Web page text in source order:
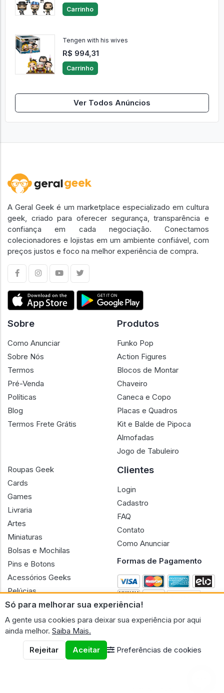
Carrinho
Tengen with his wives
R$ 994,31
Carrinho
Ver Todos Anúncios
Só para melhorar sua experiência!
A gente usa cookies para deixar sua experiência por aqui
ainda melhor. Saiba Mais.
Rejeitar
Aceitar Preferências de cookies
A Geral Geek é um marketplace especializado em cultura
geek, criado para oferecer segurança, transparência e
confiança em cada negociação. Conectamos
colecionadores e lojistas em um ambiente confiável, com
preços justos e foco na melhor experiência de compra.
Sobre
Como Anunciar
Sobre Nós
Termos
Pré-Venda
Políticas
Blog
Termos Frete Grátis
Produtos
Funko Pop
Action Figures
Blocos de Montar
Chaveiro
Caneca e Copo
Placas e Quadros
Kit e Balde de Pipoca
Almofadas
Jogo de Tabuleiro
Roupas Geek
Cards
Games
Livraria
Artes
Miniaturas
Bolsas e Mochilas
Pins e Botons
Acessórios Geeks
Pelúcias
Bonecas
Clientes
Login
Cadastro
FAQ
Contato
Como Anunciar
Formas de Pagamento
CNPJ n.º 30.220.458/0001-17 - GERAL GEEK PORTAL ELETRONICO